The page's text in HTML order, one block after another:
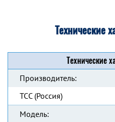
Технические
Технические
Производитель:
ТСС (Россия)
Модель: